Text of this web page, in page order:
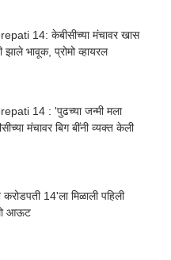
14: केबीसीच्या मंचावर खास
झाले भावूक, प्रोमो व्हायरल
14 : 'पुढच्या जन्मी मला
मंचावर बिग बींनी व्यक्त केली
14'ला मिळाली पहिली
आऊट